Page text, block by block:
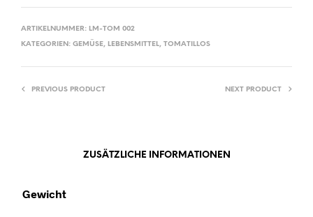
ARTIKELNUMMER: LM-TOM 002
KATEGORIEN: GEMÜSE, LEBENSMITTEL, TOMATILLOS
PREVIOUS PRODUCT NEXT PRODUCT
ZUSÄTZLICHE INFORMATIONEN
Gewicht